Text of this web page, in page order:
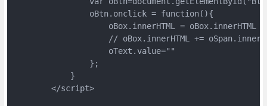
                oBtn.onclick = function(){
oBox.innerHTML = oBox.innerHTML
// oBox.innerHTML +=
                    oText.value=""
                };
            }
        </script>